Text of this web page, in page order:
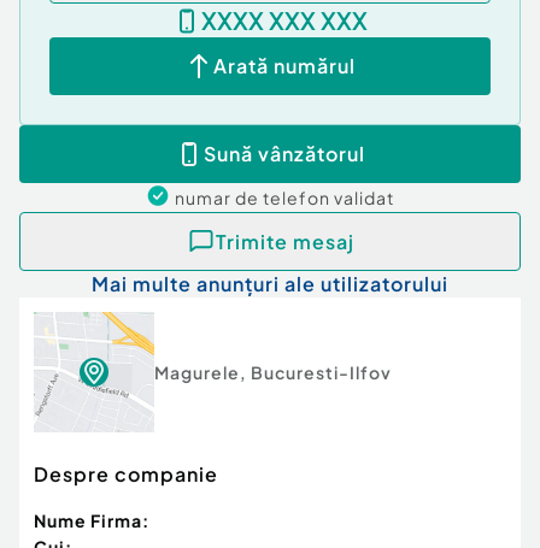
XXXX XXX XXX
Arată numărul
Sună vânzătorul
numar de telefon validat
Trimite mesaj
Mai multe anunțuri ale utilizatorului
Magurele, Bucuresti-Ilfov
Despre companie
Nume Firma: